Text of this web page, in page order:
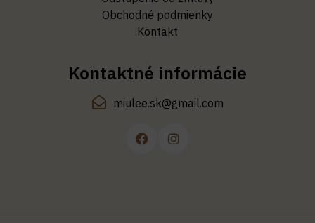
Obchodné podmienky
Kontakt
Kontaktné informácie
miulee.sk@gmail.com